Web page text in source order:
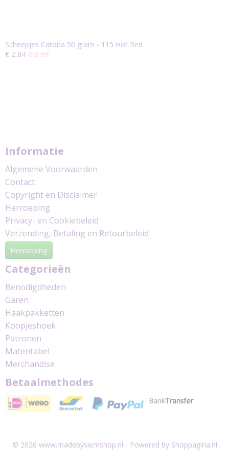
Scheepjes Catona 50 gram - 115 Hot Red
€ 2,84 € 2,99
Informatie
Algemene Voorwaarden
Contact
Copyright en Disclaimer
Herroeping
Privacy- en Cookiebeleid
Verzending, Betaling en Retourbeleid
Herroeping
Categorieën
Benodigdheden
Garen
Haakpakketten
Koopjeshoek
Patronen
Matentabel
Merchandise
Betaalmethodes
© 2026 www.madebysiemshop.nl - Powered by Shoppagina.nl